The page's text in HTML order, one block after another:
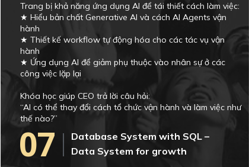
Trang bị khả năng ứng dụng AI để tái thiết cách làm việc:
★ Hiểu bản chất Generative AI và cách AI Agents vận
hành
★ Thiết kế workflow tự động hóa cho các tác vụ vận
hành
★ Ứng dụng AI để giảm phụ thuộc vào nhân sự ở các
công việc lặp lại
Khóa học giúp CEO trả lời câu hỏi:
“AI có thể thay đổi cách tổ chức vận hành và làm việc như
thế nào?”
07
Database System with SQL –
Data System for growth